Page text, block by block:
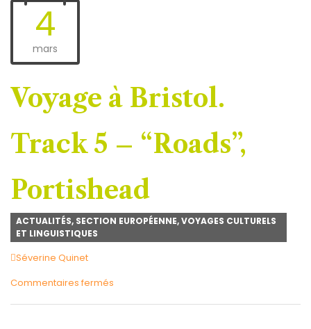
4
mars
Voyage à Bristol.
Track 5 – “Roads”,
Portishead
ACTUALITÉS, SECTION EUROPÉENNE,VOYAGES CULTURELS
ET LINGUISTIQUES
Author
Séverine Quinet
Commentaires fermés